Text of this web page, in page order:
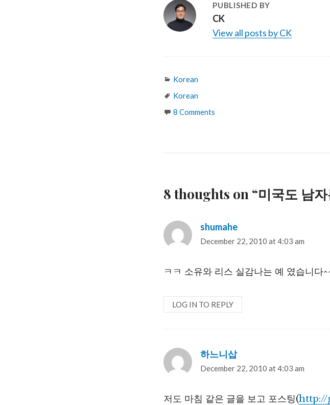
PUBLISHED BY
CK
View all posts by CK
Categories
Korean
Tags
Korean
8 Comments
8 thoughts on “미국도 남
shumahe
December 22, 2010 at 4:03 am
ㅋㅋ 소유와 리스 실감나는 예 였습니다
LOG IN TO REPLY
하느니삽says:
December 22, 2010 at 4:03 am
저도 마침 같은 글을 보고 포스팅(http://